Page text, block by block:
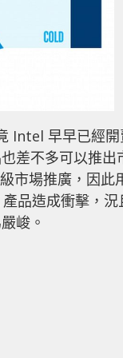
Intel 早早已經開
差不多可以推出
市場推廣，因此
品造成衝擊，況
峻。